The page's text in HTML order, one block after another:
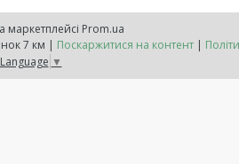
маркетплейсі Prom.ua
Інтернет-магазин "Обувайка"-продаж взуття оптом. Промринок 7 км | Поскаржитися на контент |
▼